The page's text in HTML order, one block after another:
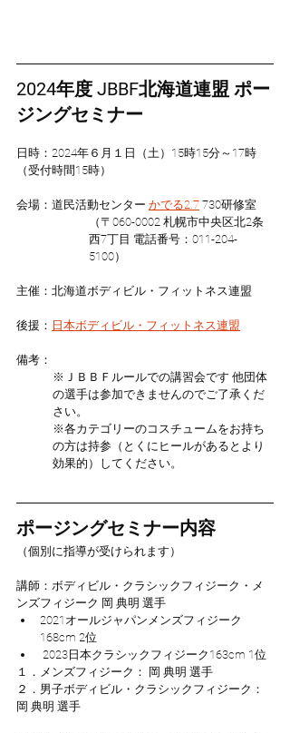
2024年度 JBBF北海道連盟 ポー
ジングセミナー
日時：2024年６月１日（土）15時15分～17時
（受付時間15時）
会場：道民活動センター かでる2.7 730研修室
（〒060-0002 札幌市中央区北2条
西7丁目 電話番号：011-204-
5100）
主催：北海道ボディビル・フィットネス連盟
後援： 日本ボディビル・フィットネス連盟
備考：
※ＪＢＢＦルールでの講習会です 他団体
の選手は参加できませんのでご了承くだ
さい。
※各カテゴリーのコスチュームをお持ち
の方は持参（とくにヒールがあるとより
効果的）してください。
ポージングセミナー内容
（個別に指導が受けられます）
講師：ボディビル・クラシックフィジーク・メ
ンズフィジーク 岡 典明 選手
2021オールジャパンメンズフィジーク
168cm 2位
2023日本クラシックフィジーク163cm 1位
１．メンズフィジーク： 岡 典明 選手
２．男子ボディビル・クラシックフィジーク：
岡 典明 選手